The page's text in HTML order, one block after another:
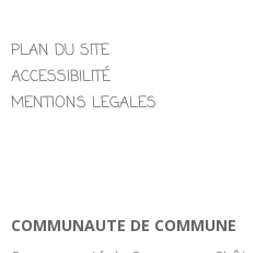
PLAN DU SITE
ACCESSIBILITÉ
MENTIONS LEGALES
COMMUNAUTE DE COMMUNE